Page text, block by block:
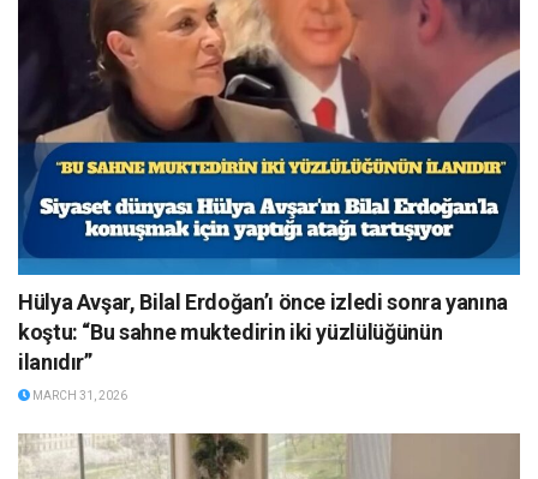
Hülya Avşar, Bilal Erdoğan’ı önce izledi sonra yanına
koştu: “Bu sahne muktedirin iki yüzlülüğünün
ilanıdır”
MARCH 31, 2026